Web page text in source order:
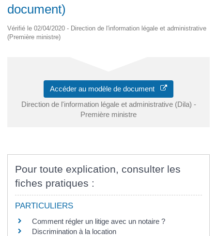
document)
Vérifié le 02/04/2020 - Direction de l'information légale et administrative
(Première ministre)
Accéder au modèle de document
Direction de l'information légale et administrative (Dila) -
Première ministre
Pour toute explication, consulter les
fiches pratiques :
PARTICULIERS
Comment régler un litige avec un notaire ?
Discrimination à la location